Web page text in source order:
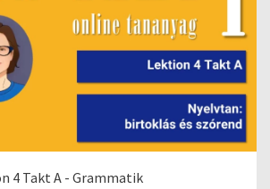
4 Takt A - Grammatik